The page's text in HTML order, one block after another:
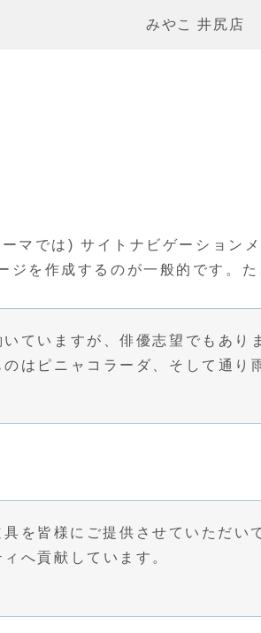
みやこ 井尻店
マでは) サイトナビゲーション
を作成するのが一般的です。た
ていますが、俳優志望でもあ
はピニャコラーダ、そして通り
を皆様にご提供させていただ
へ貢献しています。